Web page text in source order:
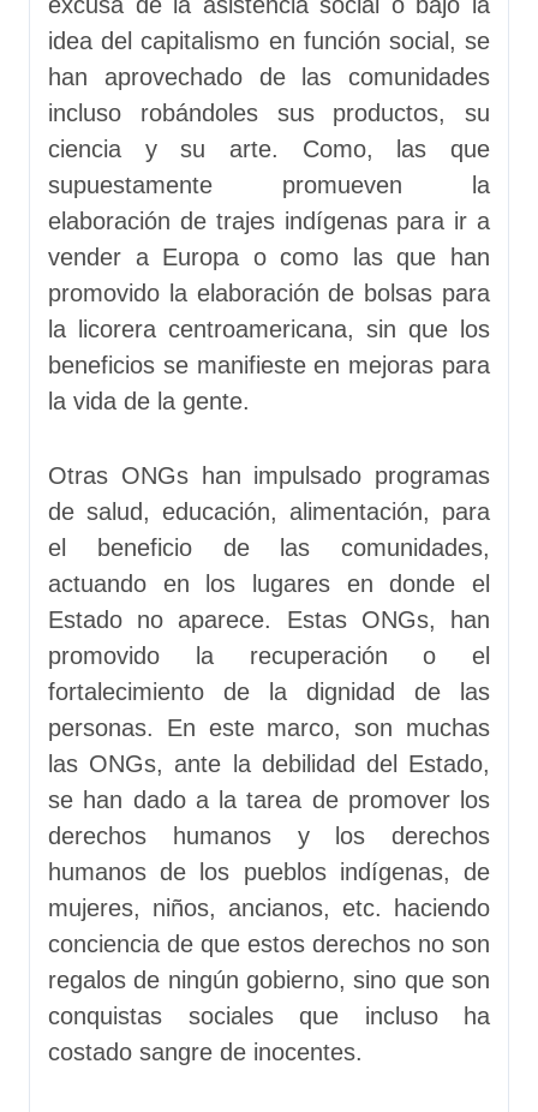
idea del capitalismo en función social, se
han aprovechado de las comunidades
incluso robándoles sus productos, su
ciencia y su arte. Como, las que
supuestamente promueven la
elaboración de trajes indígenas para ir a
vender a Europa o como las que han
promovido la elaboración de bolsas para
la licorera centroamericana, sin que los
beneficios se manifieste en mejoras para
la vida de la gente.
Otras ONGs han impulsado programas
de salud, educación, alimentación, para
el beneficio de las comunidades,
actuando en los lugares en donde el
Estado no aparece. Estas ONGs, han
promovido la recuperación o el
fortalecimiento de la dignidad de las
personas. En este marco, son muchas
las ONGs, ante la debilidad del Estado,
se han dado a la tarea de promover los
derechos humanos y los derechos
humanos de los pueblos indígenas, de
mujeres, niños, ancianos, etc. haciendo
conciencia de que estos derechos no son
regalos de ningún gobierno, sino que son
conquistas sociales que incluso ha
costado sangre de inocentes.